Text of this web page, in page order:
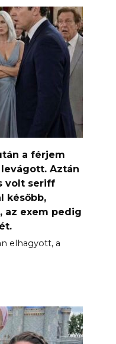
a férjem
Aztán
volt seriff
később,
az exem pedig
elhagyott, a